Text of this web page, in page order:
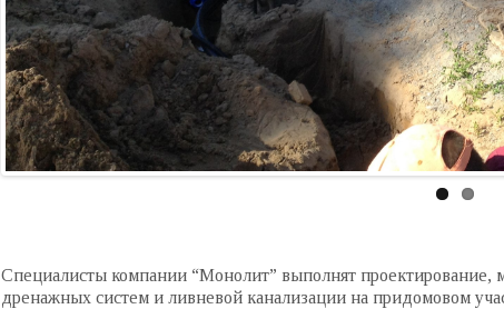
Специалисты компании “Монолит” выполнят
дренажных систем и ливневой канализации на придомовом